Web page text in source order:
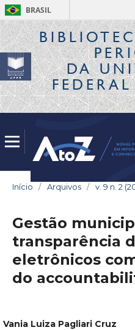
BRASIL
DA
Início / Arquivos / v. 9 n. 2
Gestão
transparência
eletrônicos
do
Vania Luiza Pagliari Cruz